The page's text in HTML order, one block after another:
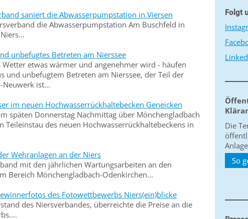
saniert die Abwasserpumpstation in Viersen
die Abwasserpumpstation Am Buschfeld in
unbefugtes Betreten am Nierssee
Wetter etwas wärmer und angenehmer wird - häufen
und unbefugtem Betreten am Nierssee, der Teil der
Neuwerk ist...
im neuen Hochwasserrückhaltebecken Geneicken
späten Donnerstag Nachmittag über Mönchengladbach
Teileinstau des neuen Hochwasserrückhaltebeckens in
Wehranlagen an der Niers
mit den jährlichen Wartungsarbeiten an den
Bereich Mönchengladbach-Odenkirchen...
des Fotowettbewerbs Niers(ein)blicke
des Niersverbandes, überreichte die Preise an die
Folgt
Die
So